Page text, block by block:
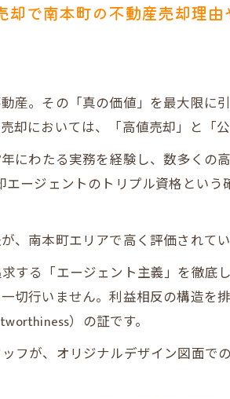
で南本町の不動産売却理
産。その「真の価値」を最大限
却においては、「高値売却」と「
にわたる実務を経験し、数多く
ージェントのトリプル資格とい
、南本町エリアで高く評価されて
する「エージェント主義」を徹
切行いません。利益相反の構造
）の証です。
フが、オリジナルデザイン図面